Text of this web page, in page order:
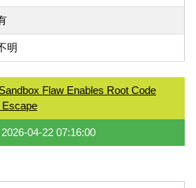
明
Flaw Enables Root Code
Escape
2026-04-22 07:16:00